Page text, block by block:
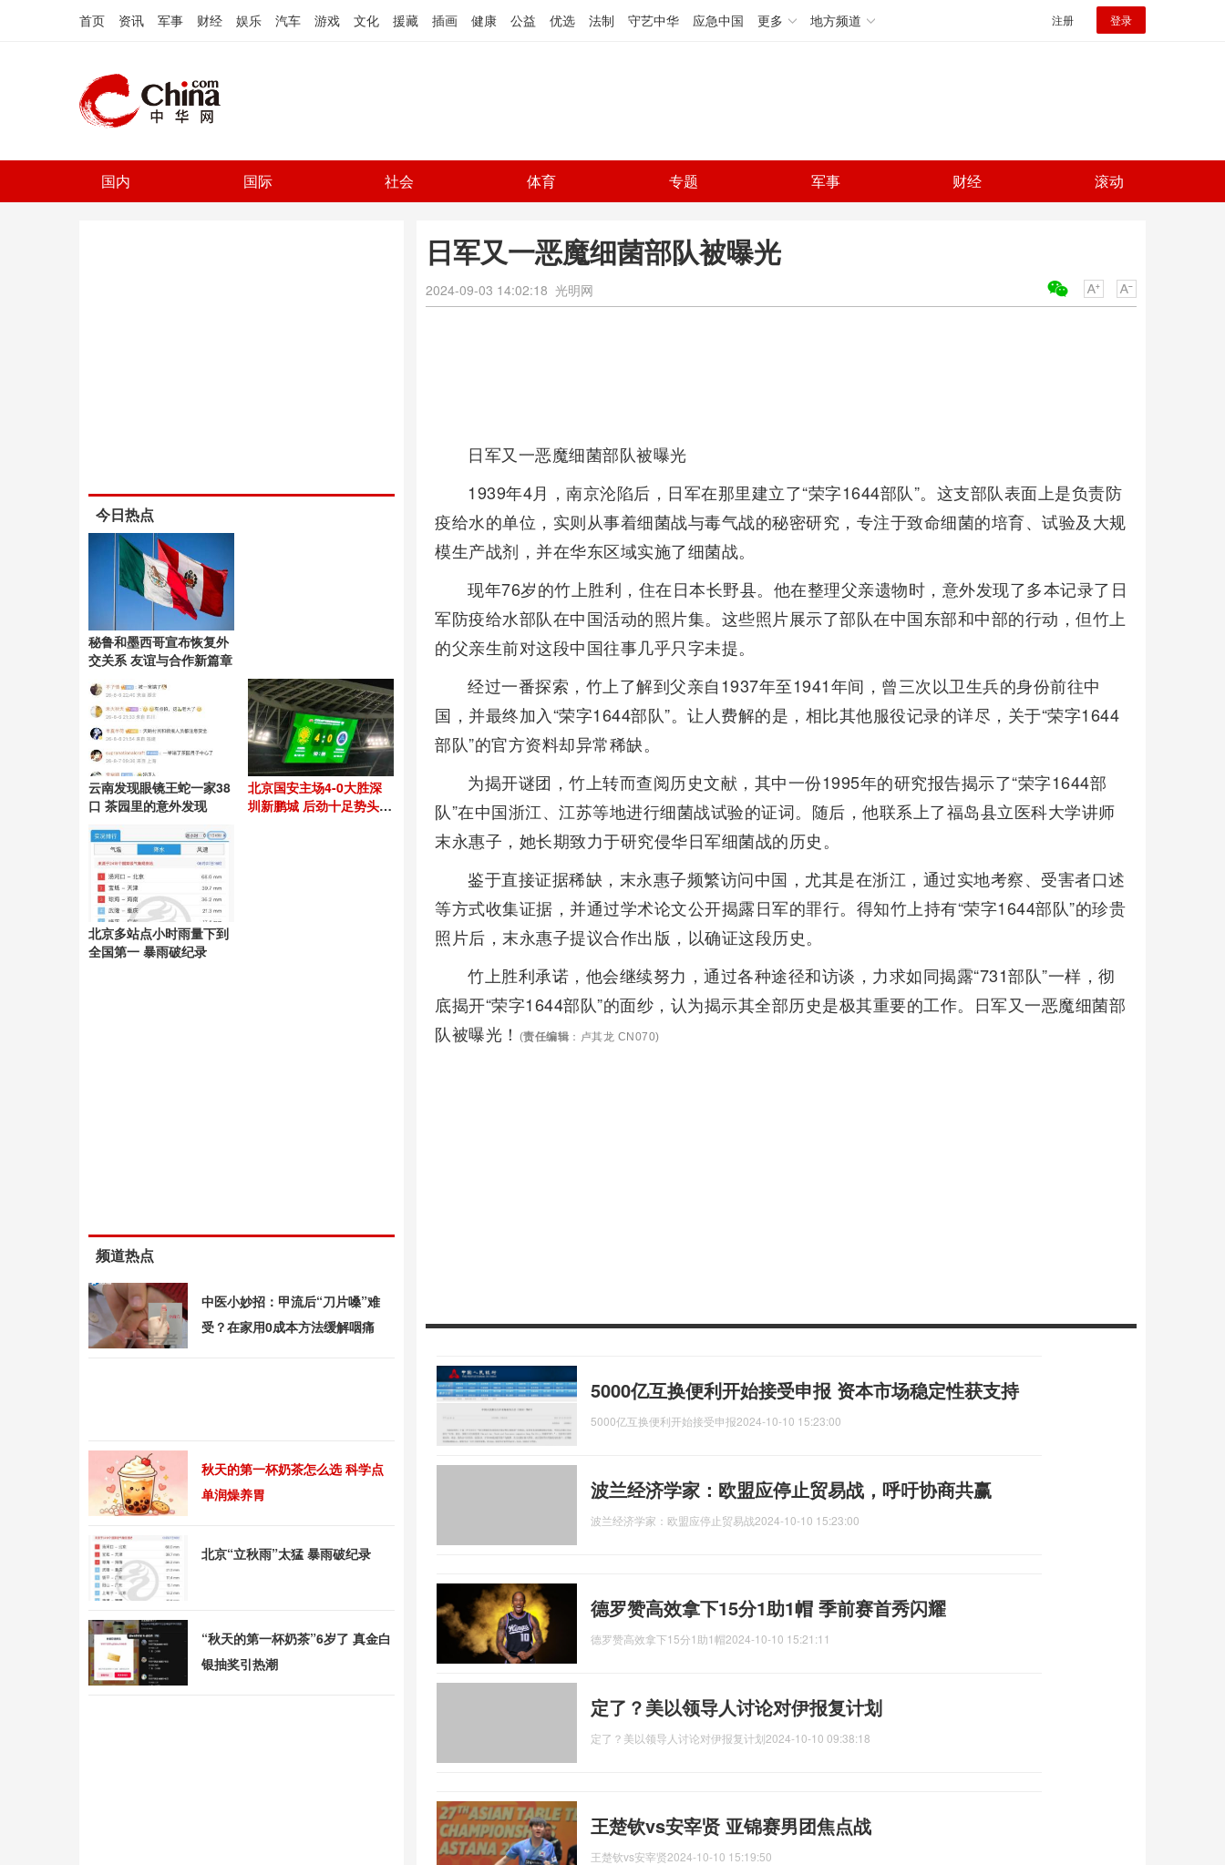
首页 资讯 军事 财经 娱乐 汽车 游戏 文化 援藏 插画 健康 公益 优选 法制 守艺中华 应急中国 更多 地方频道 注册 登录
国内 国际 社会 体育 专题 军事 财经 滚动
日军又一恶魔细菌部队被曝光
2024-09-03 14:02:18 光明网
日军又一恶魔细菌部队被曝光
1939年4月，南京沦陷后，日军在那里建立了“荣字1644部队”。这支部队表面上是负责防
疫给水的单位，实则从事着细菌战与毒气战的秘密研究，专注于致命细菌的培育、试验及大规
模生产战剂，并在华东区域实施了细菌战。
现年76岁的竹上胜利，住在日本长野县。他在整理父亲遗物时，意外发现了多本记录了日
军防疫给水部队在中国活动的照片集。这些照片展示了部队在中国东部和中部的行动，但竹上
的父亲生前对这段中国往事几乎只字未提。
经过一番探索，竹上了解到父亲自1937年至1941年间，曾三次以卫生兵的身份前往中
国，并最终加入“荣字1644部队”。让人费解的是，相比其他服役记录的详尽，关于“荣字1644
部队”的官方资料却异常稀缺。
为揭开谜团，竹上转而查阅历史文献，其中一份1995年的研究报告揭示了“荣字1644部
队”在中国浙江、江苏等地进行细菌战试验的证词。随后，他联系上了福岛县立医科大学讲师
末永惠子，她长期致力于研究侵华日军细菌战的历史。
鉴于直接证据稀缺，末永惠子频繁访问中国，尤其是在浙江，通过实地考察、受害者口述
等方式收集证据，并通过学术论文公开揭露日军的罪行。得知竹上持有“荣字1644部队”的珍贵
照片后，末永惠子提议合作出版，以确证这段历史。
竹上胜利承诺，他会继续努力，通过各种途径和访谈，力求如同揭露“731部队”一样，彻
底揭开“荣字1644部队”的面纱，认为揭示其全部历史是极其重要的工作。日军又一恶魔细菌部
队被曝光！
(责任编辑 ：卢其龙 CN070)
5000亿互换便利开始接受申报 资本市场稳定性获支持
5000亿互换便利开始接受申报2024-10-10 15:23:00
波兰经济学家：欧盟应停止贸易战，呼吁协商共赢
波兰经济学家：欧盟应停止贸易战2024-10-10 15:23:00
德罗赞高效拿下15分1助1帽 季前赛首秀闪耀
德罗赞高效拿下15分1助1帽2024-10-10 15:21:11
定了？美以领导人讨论对伊报复计划
定了？美以领导人讨论对伊报复计划2024-10-10 09:38:18
王楚钦vs安宰贤 亚锦赛男团焦点战
王楚钦vs安宰贤2024-10-10 15:19:50
今日热点
秘鲁和墨西哥宣布恢复外
交关系 友谊与合作新篇章
云南发现眼镜王蛇一家38
口 茶园里的意外发现
北京国安主场4-0大胜深
圳新鹏城 后劲十足势头良
北京多站点小时雨量下到
全国第一 暴雨破纪录
频道热点
中医小妙招：甲流后“刀片嗓”难
受？在家用0成本方法缓解咽痛
秋天的第一杯奶茶怎么选 科学点
单润燥养胃
北京“立秋雨”太猛 暴雨破纪录
“秋天的第一杯奶茶”6岁了 真金白
银抽奖引热潮